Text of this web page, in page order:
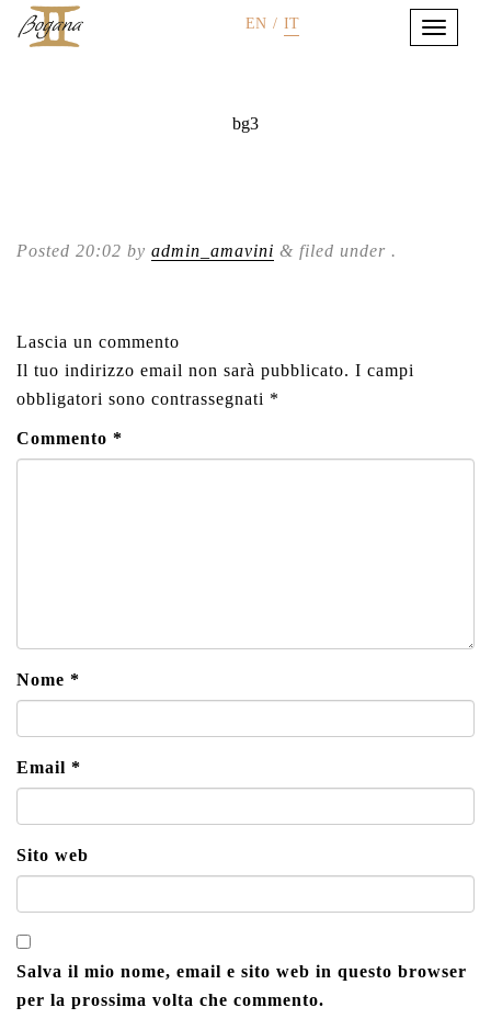
EN / IT
bg3
Posted 20:02 by admin_amavini & filed under .
Lascia un commento
Il tuo indirizzo email non sarà pubblicato. I campi
obbligatori sono contrassegnati *
Commento *
Nome *
Email *
Sito web
Salva il mio nome, email e sito web in questo browser
per la prossima volta che commento.